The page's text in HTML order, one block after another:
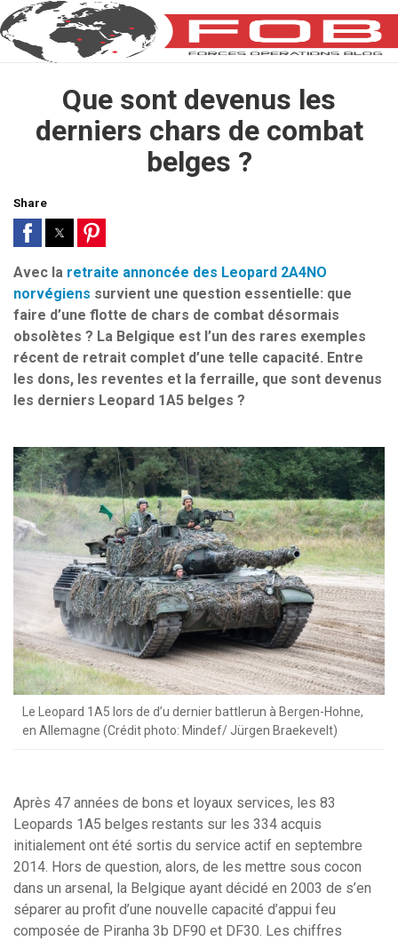
Que sont devenus les
derniers chars de combat
belges ?
Share
Avec la retraite annoncée des Leopard 2A4NO
norvégiens survient une question essentielle: que
faire d’une flotte de chars de combat désormais
obsolètes ? La Belgique est l’un des rares exemples
récent de retrait complet d’une telle capacité. Entre
les dons, les reventes et la ferraille, que sont devenus
les derniers Leopard 1A5 belges ?
Le Leopard 1A5 lors de d’u dernier battlerun à Bergen-Hohne,
en Allemagne (Crédit photo: Mindef/ Jürgen Braekevelt)
Après 47 années de bons et loyaux services, les 83
Leopards 1A5 belges restants sur les 334 acquis
initialement ont été sortis du service actif en septembre
2014. Hors de question, alors, de les mettre sous cocon
dans un arsenal, la Belgique ayant décidé en 2003 de s’en
séparer au profit d’une nouvelle capacité d’appui feu
composée de Piranha 3b DF90 et DF30. Les chiffres